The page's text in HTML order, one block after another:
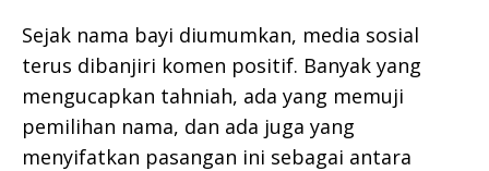
Sejak nama bayi diumumkan, media sosial
terus dibanjiri komen positif. Banyak yang
mengucapkan tahniah, ada yang memuji
pemilihan nama, dan ada juga yang
menyifatkan pasangan ini sebagai antara